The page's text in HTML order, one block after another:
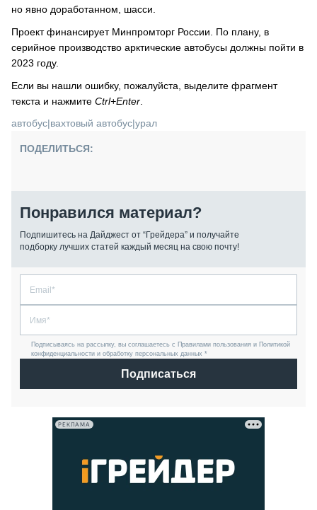
но явно доработанном, шасси.
Проект финансирует Минпромторг России. По плану, в
серийное производство арктические автобусы должны пойти в
2023 году.
Если вы нашли ошибку, пожалуйста, выделите фрагмент
текста и нажмите Ctrl+Enter
автобус|вахтовый автобус|урал
ПОДЕЛИТЬСЯ:
Понравился материал?
Подпишитесь на Дайджест от “Грейдера” и получайте
подборку лучших статей каждый месяц на свою почту!
Подписываясь на рассылку, вы соглашаетесь с Правилами пользования и Политикой
конфиденциальности и обработку персональных данных *
Подписаться
РЕКЛАМА